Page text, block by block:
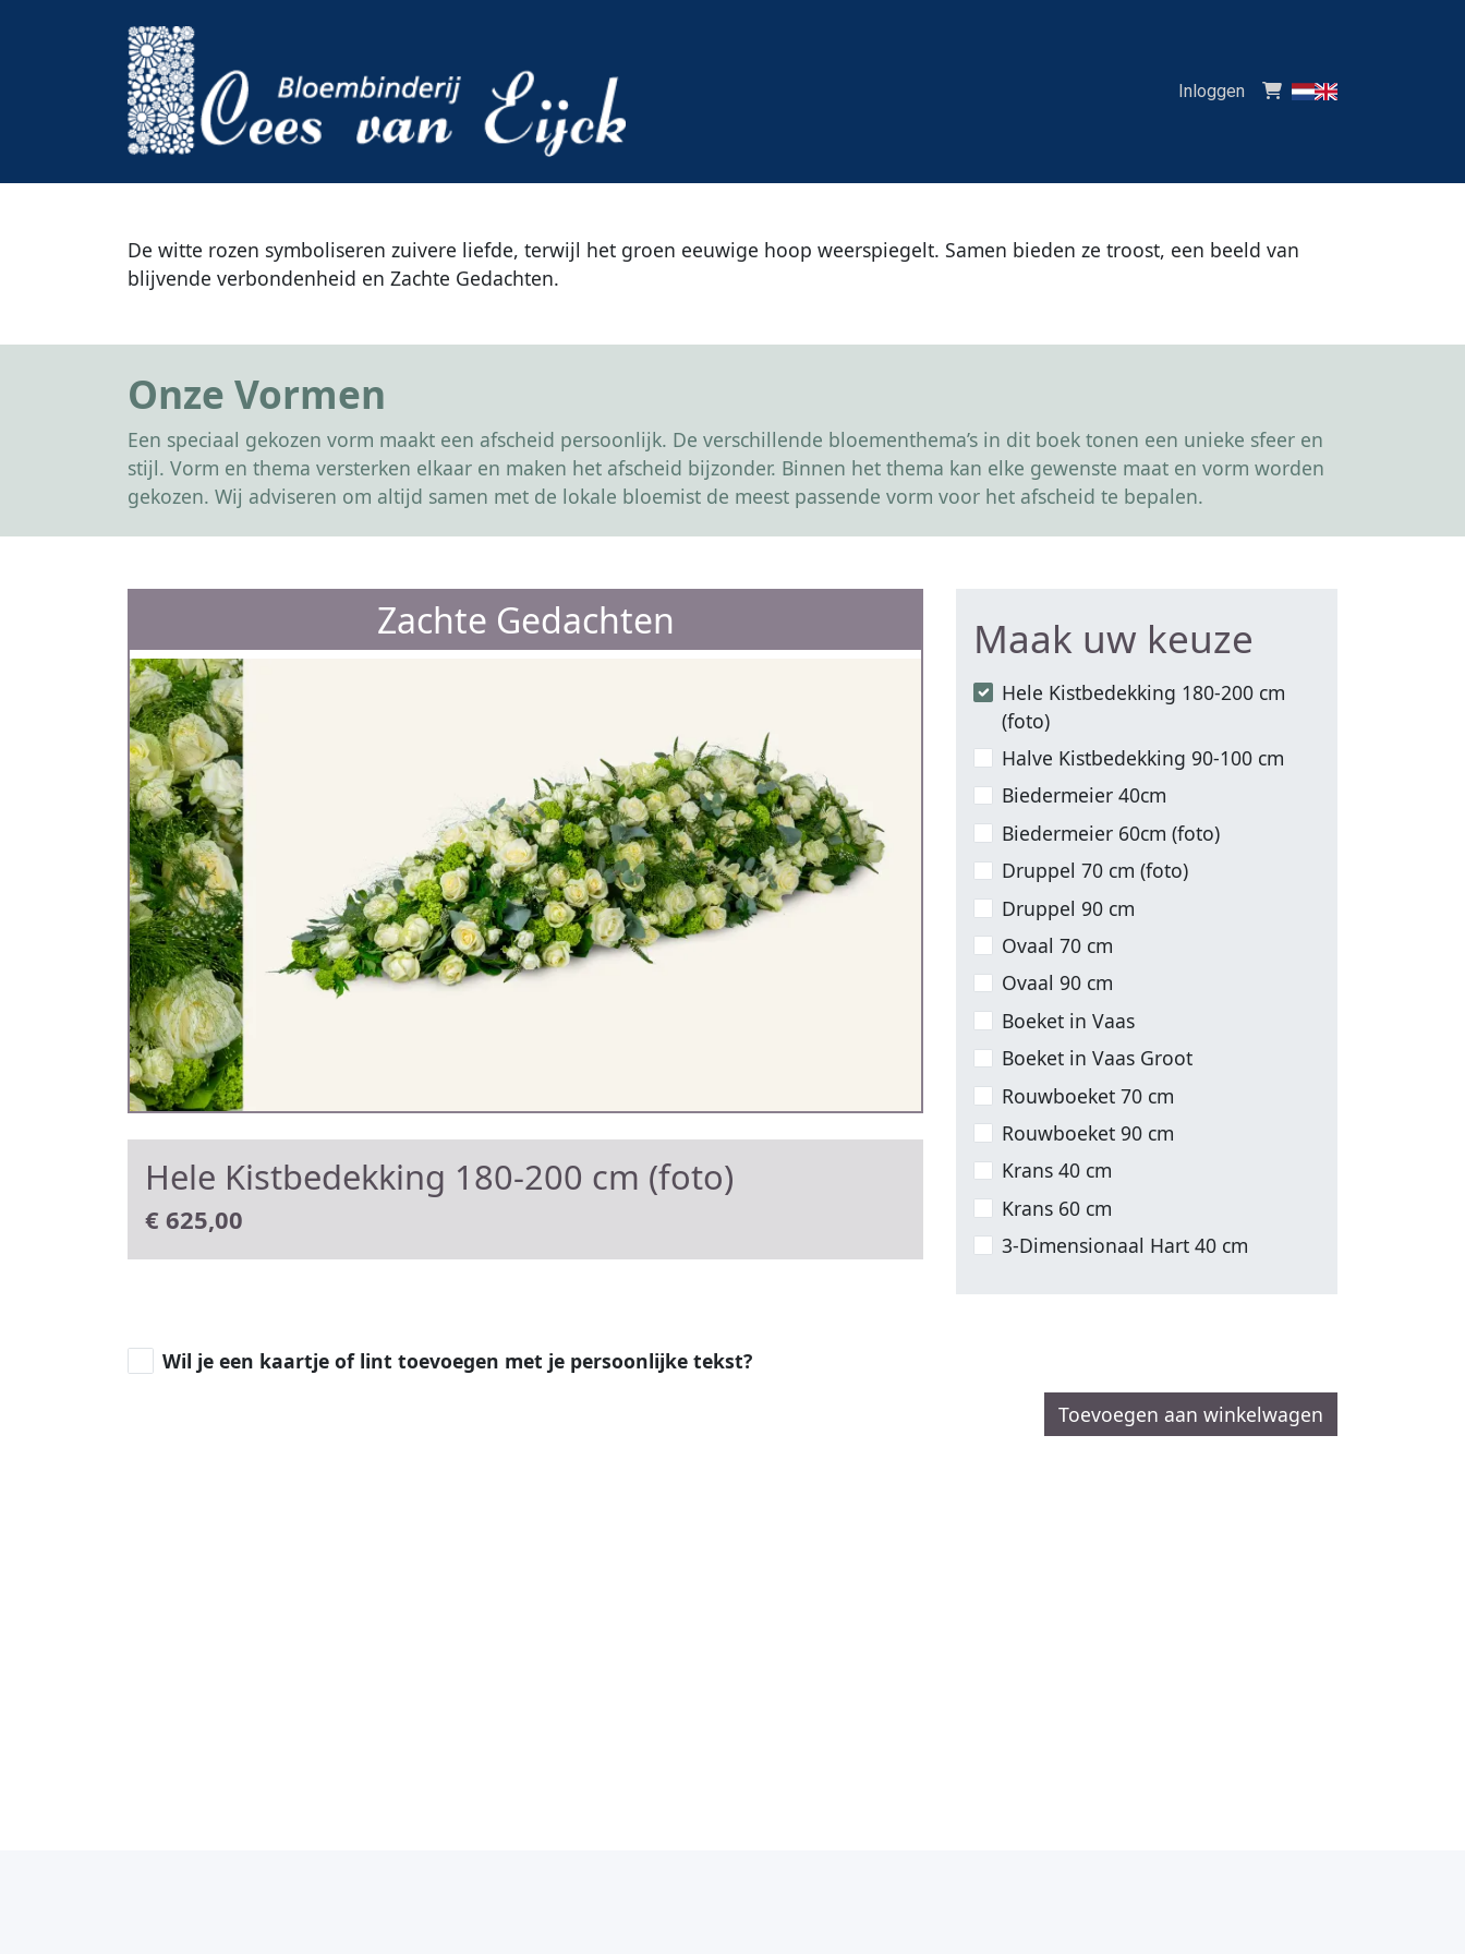
Inloggen
De witte rozen symboliseren zuivere liefde, terwijl het groen eeuwige hoop weerspiegelt. Samen bieden ze troost, een beeld van
blijvende verbondenheid en Zachte Gedachten.
Onze Vormen
Een speciaal gekozen vorm maakt een afscheid persoonlijk. De verschillende bloementhema’s in dit boek tonen een unieke sfeer en
stijl. Vorm en thema versterken elkaar en maken het afscheid bijzonder. Binnen het thema kan elke gewenste maat en vorm worden
gekozen. Wij adviseren om altijd samen met de lokale bloemist de meest passende vorm voor het afscheid te bepalen.
Zachte Gedachten
Hele Kistbedekking 180-200 cm (foto)
€ 625,00
Maak uw keuze
Hele Kistbedekking 180-200 cm
(foto)
Halve Kistbedekking 90-100 cm
Biedermeier 40cm
Biedermeier 60cm (foto)
Druppel 70 cm (foto)
Druppel 90 cm
Ovaal 70 cm
Ovaal 90 cm
Boeket in Vaas
Boeket in Vaas Groot
Rouwboeket 70 cm
Rouwboeket 90 cm
Krans 40 cm
Krans 60 cm
3-Dimensionaal Hart 40 cm
Wil je een kaartje of lint toevoegen met je persoonlijke tekst?
Toevoegen aan winkelwagen